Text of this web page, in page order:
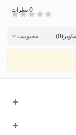
0 نظرات
(0) محبوبیت